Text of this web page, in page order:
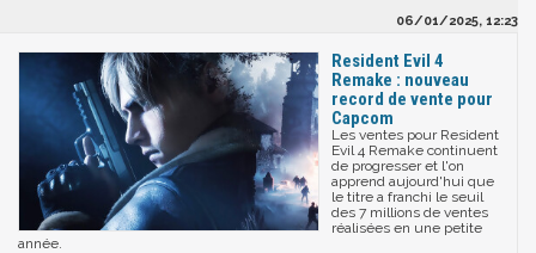
06/01/2025, 12:23
Resident Evil 4
Remake : nouveau
record de vente pour
Capcom
Les ventes pour Resident
Evil 4 Remake continuent
de progresser et l'on
apprend aujourd'hui que
le titre a franchi le seuil
des 7 millions de ventes
réalisées en une petite
année.